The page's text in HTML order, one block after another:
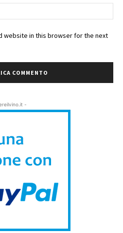
website in this browser for the next
-